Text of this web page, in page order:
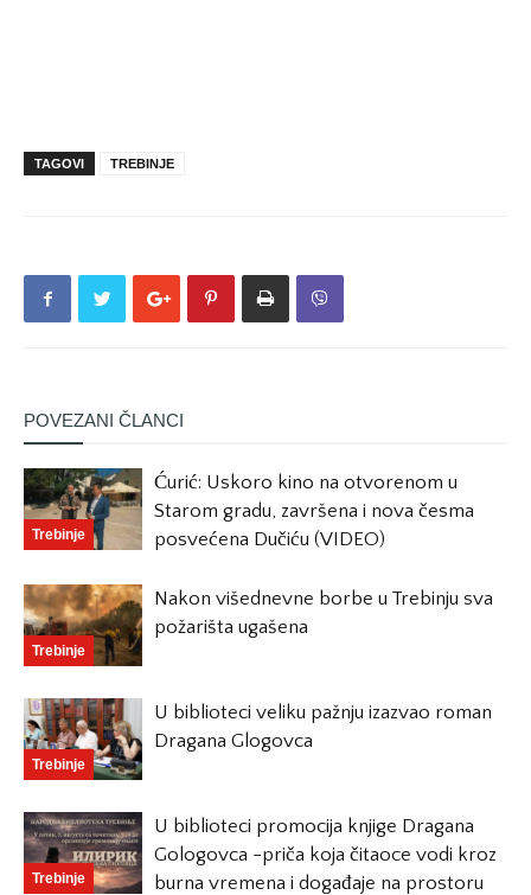
TAGOVI TREBINJE
POVEZANI ČLANCI
Trebinje
Ćurić: Uskoro kino na otvorenom u
Starom gradu, završena i nova česma
posvećena Dučiću (VIDEO)
Trebinje
Nakon višednevne borbe u Trebinju sva
požarišta ugašena
Trebinje
U biblioteci veliku pažnju izazvao roman
Dragana Glogovca
Trebinje
U biblioteci promocija knjige Dragana
Gologovca -priča koja čitaoce vodi kroz
burna vremena i događaje na prostoru